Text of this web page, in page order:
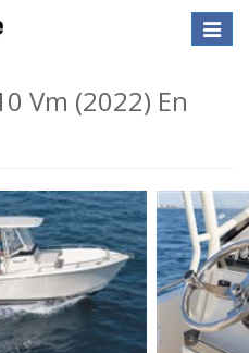
Toggle
Vm (2022) En